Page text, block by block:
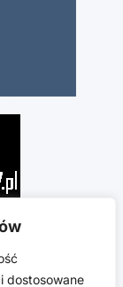
dostosowane